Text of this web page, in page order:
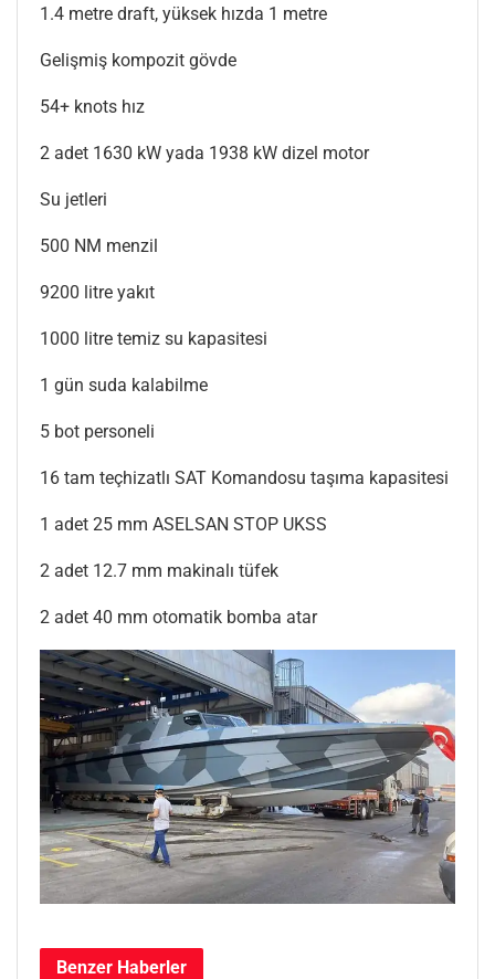
1.4 metre draft, yüksek hızda 1 metre
Gelişmiş kompozit gövde
54+ knots hız
2 adet 1630 kW yada 1938 kW dizel motor
Su jetleri
500 NM menzil
9200 litre yakıt
1000 litre temiz su kapasitesi
1 gün suda kalabilme
5 bot personeli
16 tam teçhizatlı SAT Komandosu taşıma kapasitesi
1 adet 25 mm ASELSAN STOP UKSS
2 adet 12.7 mm makinalı tüfek
2 adet 40 mm otomatik bomba atar
Benzer Haberler